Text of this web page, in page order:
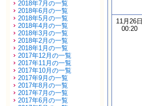
2018年7月の一覧
2018年6月の一覧
2018年5月の一覧
2018年4月の一覧
2018年3月の一覧
2018年2月の一覧
2018年1月の一覧
2017年12月の一覧
2017年11月の一覧
2017年10月の一覧
2017年9月の一覧
2017年8月の一覧
2017年7月の一覧
2017年6月の一覧
11月26日
00:20